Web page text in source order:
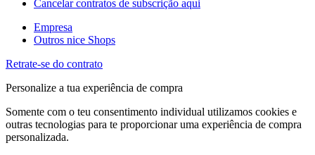
Cancelar contratos de subscrição aqui
Empresa
Outros nice Shops
Retrate-se do contrato
Personalize a tua experiência de compra
Somente com o teu consentimento individual utilizamos cookies e
outras tecnologias para te proporcionar uma experiência de compra
personalizada.